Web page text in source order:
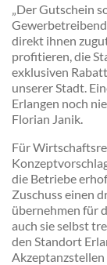
„Der Gutschein
direkt ihnen
profitieren, die
exklusiven
unserer Stadt.
Erlangen noch
Florian Janik.
Für
die Betriebe
Zuschuss einen
übernehmen für
auch sie selbst
den Standort
Akzeptanzstellen